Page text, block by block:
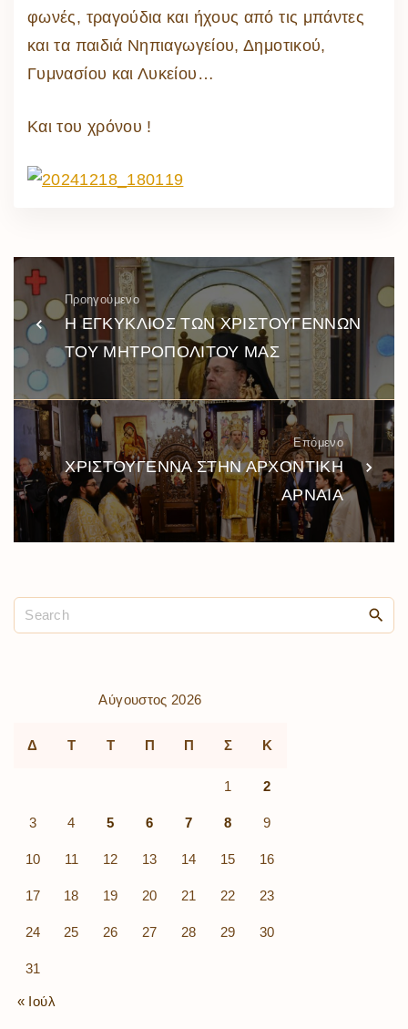
φωνές, τραγούδια και ήχους από τις μπάντες
και τα παιδιά Νηπιαγωγείου, Δημοτικού,
Γυμνασίου και Λυκείου…
Και του χρόνου !
Προηγούμενο
Η ΕΓΚΥΚΛΙΟΣ ΤΩΝ ΧΡΙΣΤΟΥΓΕΝΝΩΝ
ΤΟΥ ΜΗΤΡΟΠΟΛΙΤΟΥ ΜΑΣ
Επόμενο
ΧΡΙΣΤΟΥΓΕΝΝΑ ΣΤΗΝ ΑΡΧΟΝΤΙΚΗ
ΑΡΝΑΙΑ
Αύγουστος 2026
Δ Τ Τ Π Π Σ Κ
1 2
3 4 5 6 7 8 9
10 11 12 13 14 15 16
17 18 19 20 21 22 23
24 25 26 27 28 29 30
31
« Ιούλ